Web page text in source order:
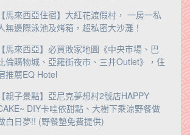
【馬來西亞住宿】大紅花渡假村， 一房一私
無邊際泳池及烤箱，超私密大沙灘！
【馬來西亞】必買敗家地圖《中央市場、巴
倫購物城、亞羅街夜市、三井Outlet》，住
推薦EQ Hotel
【親子景點】亞尼克夢想村2號店HAPPY
DIY卡哇依甜點、大樹下乘涼野餐做
白日夢!! (野餐墊免費提供)